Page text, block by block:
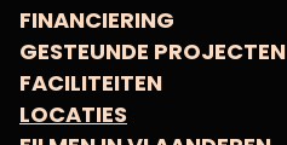
FINANCIERING
GESTEUNDE PROJECTEN
FACILITEITEN
LOCATIES